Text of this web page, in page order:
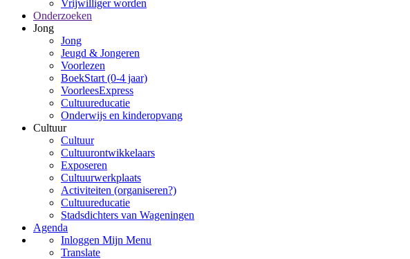
Vrijwilliger worden
Onderzoeken
Jong
Jong
Jeugd & Jongeren
Voorlezen
BoekStart (0-4 jaar)
VoorleesExpress
Cultuureducatie
Onderwijs en kinderopvang
Cultuur
Cultuur
Cultuurontwikkelaars
Exposeren
Cultuurwerkplaats
Activiteiten (organiseren?)
Cultuureducatie
Stadsdichters van Wageningen
Agenda
Inloggen Mijn Menu
Translate